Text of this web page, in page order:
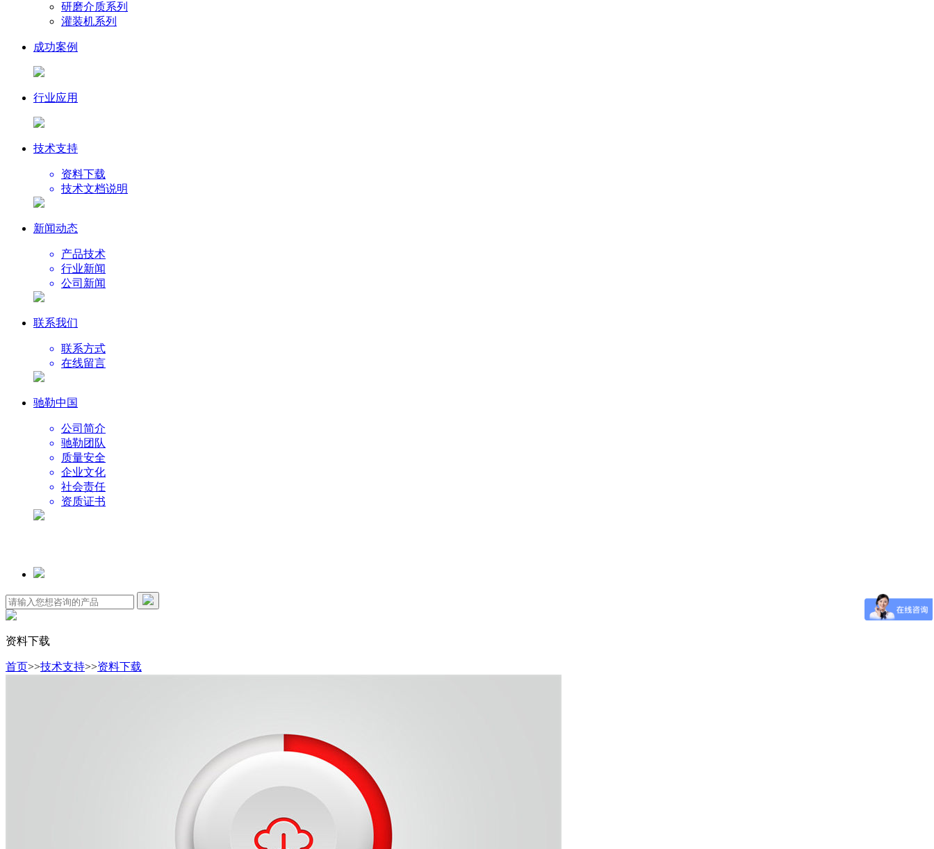
研磨介质系列
灌装机系列
成功案例
行业应用
技术支持
资料下载
技术文档说明
新闻动态
产品技术
行业新闻
公司新闻
联系我们
联系方式
在线留言
驰勒中国
公司简介
驰勒团队
质量安全
企业文化
社会责任
资质证书
资料下载
首页>>技术支持>>资料下载